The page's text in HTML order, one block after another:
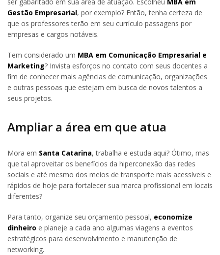
ser gabaritado em sua área de atuação. Escolheu MBA em
Gestão Empresarial, por exemplo? Então, tenha certeza de
que os professores terão em seu currículo passagens por
empresas e cargos notáveis.
Tem considerado um MBA em Comunicação Empresarial e
Marketing? Invista esforços no contato com seus docentes a
fim de conhecer mais agências de comunicação, organizações
e outras pessoas que estejam em busca de novos talentos a
seus projetos.
Ampliar a área em que atua
Mora em Santa Catarina, trabalha e estuda aqui? Ótimo, mas
que tal aproveitar os benefícios da hiperconexão das redes
sociais e até mesmo dos meios de transporte mais acessíveis e
rápidos de hoje para fortalecer sua marca profissional em locais
diferentes?
Para tanto, organize seu orçamento pessoal, economize
dinheiro e planeje a cada ano algumas viagens a eventos
estratégicos para desenvolvimento e manutenção de
networking.